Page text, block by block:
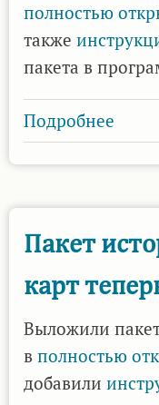
полностью
также
пакета в
Подробнее
Для
Maps
Пакет
карт
Выложили
в полностью
добавили